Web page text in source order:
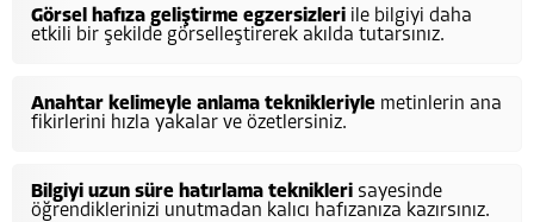
Görsel hafıza geliştirme egzersizleri ile bilgiyi daha
etkili bir şekilde görselleştirerek akılda tutarsınız.
Anahtar kelimeyle anlama teknikleriyle metinlerin ana
fikirlerini hızla yakalar ve özetlersiniz.
Bilgiyi uzun süre hatırlama teknikleri sayesinde
öğrendiklerinizi unutmadan kalıcı hafızanıza kazırsınız.